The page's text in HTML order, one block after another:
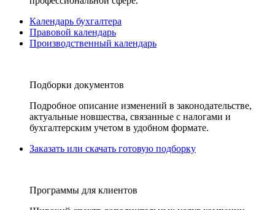
Календарь бухгалтера
Правовой календарь
Производственный календарь
Подборки документов
Подробное описание изменений в законодательстве,
актуальные новшества, связанные с налогами и
бухгалтерским учетом в удобном формате.
Заказать или скачать готовую подборку
Программы для клиентов